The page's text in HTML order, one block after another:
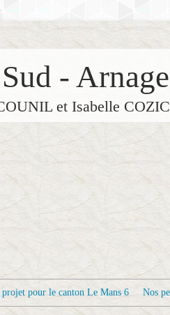
- Arnage
et Isabelle
pour le canton Le Mans 6 Nos